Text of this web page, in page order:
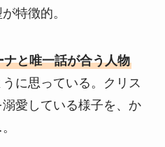
特徴的。
と唯一話が合う人物
に思っている。クリス
愛している様子を、か